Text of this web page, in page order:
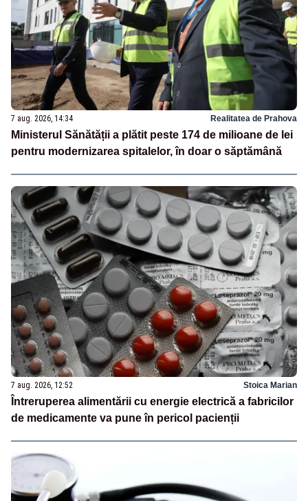
7 aug. 2026, 14:34 Realitatea de Prahova
Ministerul Sănătății a plătit peste 174 de milioane de lei
pentru modernizarea spitalelor, în doar o săptămână
7 aug. 2026, 12:52 Stoica Marian
Întreruperea alimentării cu energie electrică a fabricilor
de medicamente va pune în pericol pacienții